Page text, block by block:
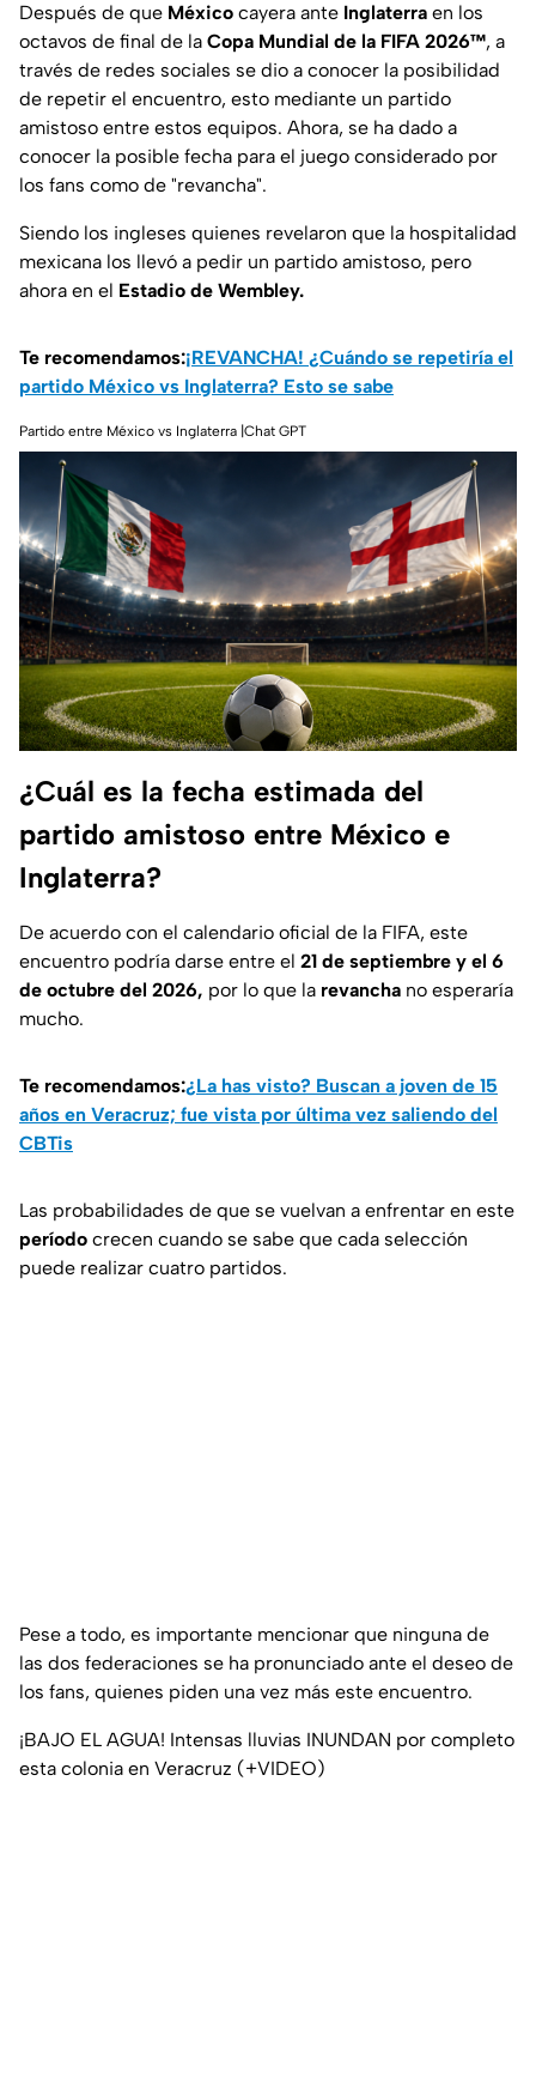
Después de que México cayera ante Inglaterra en los
octavos de final de la Copa Mundial de la FIFA 2026™, a
través de redes sociales se dio a conocer la posibilidad
de repetir el encuentro, esto mediante un partido
amistoso entre estos equipos. Ahora, se ha dado a
conocer la posible fecha para el juego considerado por
los fans como de "revancha".
Siendo los ingleses quienes revelaron que la hospitalidad
mexicana los llevó a pedir un partido amistoso, pero
ahora en el Estadio de Wembley.
Te recomendamos:¡REVANCHA! ¿Cuándo se repetiría el
partido México vs Inglaterra? Esto se sabe
Partido entre México vs Inglaterra |Chat GPT
¿Cuál es la fecha estimada del
partido amistoso entre México e
Inglaterra?
De acuerdo con el calendario oficial de la FIFA, este
encuentro podría darse entre el 21 de septiembre y el 6
de octubre del 2026, por lo que la revancha no esperaría
mucho.
Te recomendamos:¿La has visto? Buscan a joven de 15
años en Veracruz; fue vista por última vez saliendo del
CBTis
Las probabilidades de que se vuelvan a enfrentar en este
período crecen cuando se sabe que cada selección
puede realizar cuatro partidos.
Pese a todo, es importante mencionar que ninguna de
las dos federaciones se ha pronunciado ante el deseo de
los fans, quienes piden una vez más este encuentro.
¡BAJO EL AGUA! Intensas lluvias INUNDAN por completo
esta colonia en Veracruz (+VIDEO)